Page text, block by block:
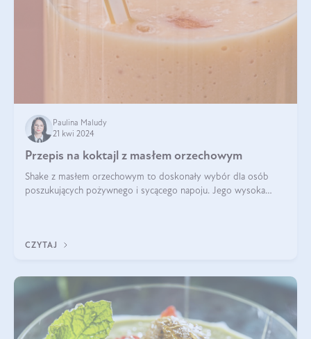
Paulina Maludy
21 kwi 2024
Przepis na koktajl z masłem orzechowym
Shake z masłem orzechowym to doskonały wybór dla osób
poszukujących pożywnego i sycącego napoju. Jego wysoka
CZYTAJ